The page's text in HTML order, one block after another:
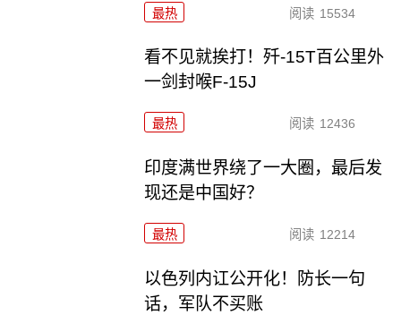
最热 阅读 15534
看不见就挨打！歼-15T百公里外
一剑封喉F-15J
最热 阅读 12436
印度满世界绕了一大圈，最后发
现还是中国好？
最热 阅读 12214
以色列内讧公开化！防长一句
话，军队不买账